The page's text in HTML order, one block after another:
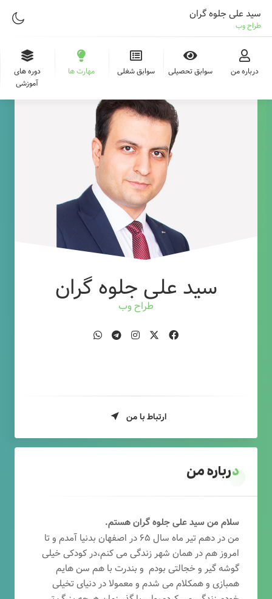
سید علی جلوه گران
طراح وب
درباره من سوابق تحصیلی سوابق شغلی مهارت ها
دوره های
آموزشی
سید علی جلوه گران
طراح وب
ارتباط با من
درباره من
سلام من سید علی جلوه گران هستم.
من در دهم تیر ماه سال ۶۵ در اصفهان بدنیا آمدم و تا
امروز هم در همان شهر زندگی می کنم،در کودکی خیلی
گوشه گیر و خجالتی بودم و بندرت با هم سن هایم
همبازی و همکلام می شدم و معمولا در دنیای تخیلی